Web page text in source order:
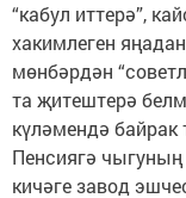
“кабул иттерә”,
хакимлеген
мөнбәрдән
та җитештерә
күләмендә байрак
Пенсиягә чыгуның
кичәге завод